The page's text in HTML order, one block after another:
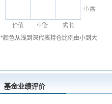
*颜色从浅到深代表持仓比例由小到大
基金业绩评价